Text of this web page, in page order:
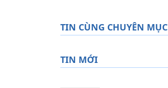
TIN CÙNG CHUYÊN MỤC
TIN MỚI